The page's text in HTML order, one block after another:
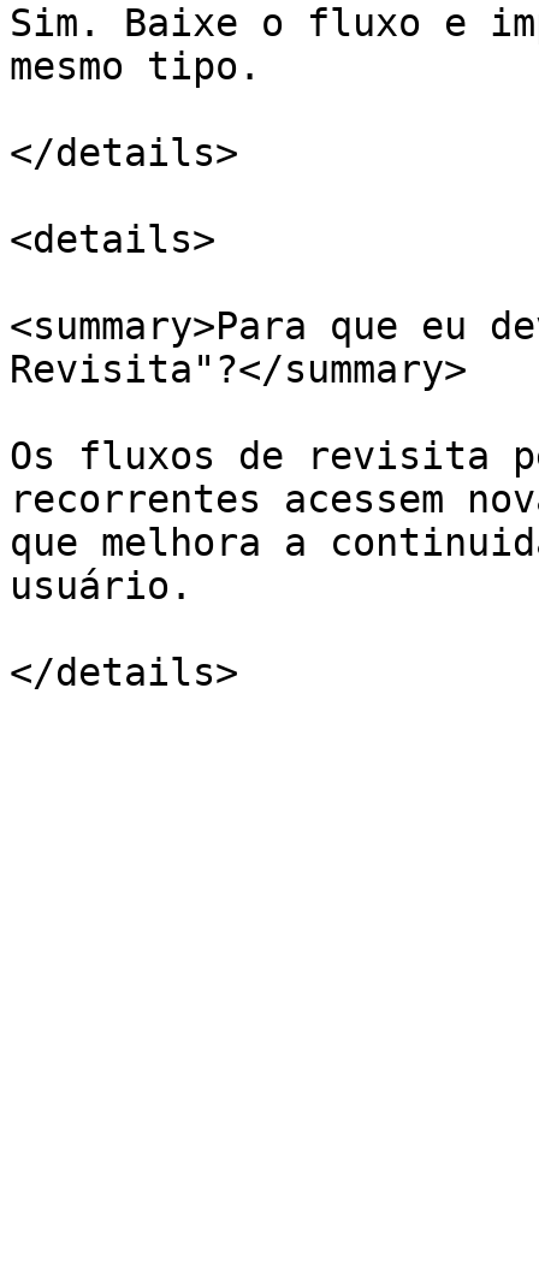
Sim. Baixe o fluxo e
mesmo tipo.
</details>
<details>
<summary>Para que eu
Revisita"?</summary>
Os fluxos de revisita
recorrentes acessem
que melhora a
usuário.